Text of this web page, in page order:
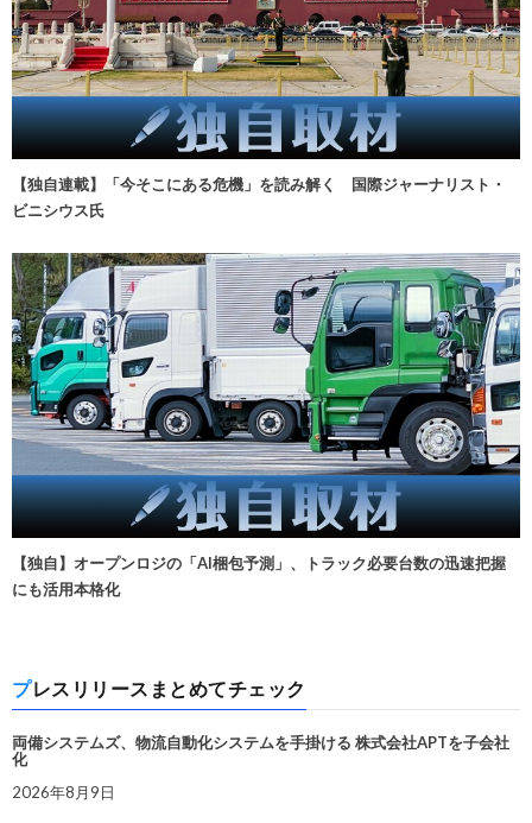
【独自連載】「今そこにある危機」を読み解く 国際ジャーナリスト・
ビニシウス氏
【独自】オープンロジの「AI梱包予測」、トラック必要台数の迅速把握
にも活用本格化
プレスリリースまとめてチェック
両備システムズ、物流自動化システムを手掛ける 株式会社APTを子会社
化
2026年8月9日